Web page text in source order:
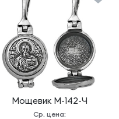
Мощевик М-142-Ч
Ср. цена: